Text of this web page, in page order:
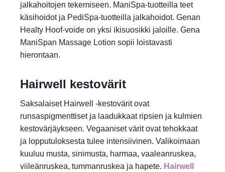
jalkahoitojen tekemiseen. ManiSpa-tuotteilla teet
käsihoidot ja PediSpa-tuotteilla jalkahoidot. Genan
Healty Hoof-voide on yksi ikisuosikki jaloille. Gena
ManiSpan Massage Lotion sopii loistavasti
hierontaan.
Hairwell kestovärit
Saksalaiset Hairwell -kestovärit ovat
runsaspigmenttiset ja laadukkaat ripsien ja kulmien
kestovärjäykseen. Vegaaniset värit ovat tehokkaat
ja lopputuloksesta tulee intensiivinen. Valikoimaan
kuuluu musta, sinimusta, harmaa, vaaleanruskea,
viileänruskea, tummanruskea ja hapete. Hairwell